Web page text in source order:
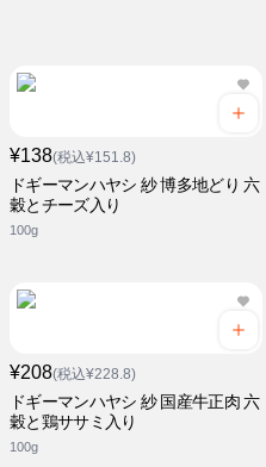
¥138(税込¥151.8)
ドギーマンハヤシ 紗 博多地どり 六
穀とチーズ入り
100g
¥208(税込¥228.8)
ドギーマンハヤシ 紗 国産牛正肉 六
穀と鶏ササミ入り
100g